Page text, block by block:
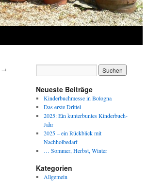
→
Neueste Beiträge
Kinderbuchmesse in Bologna
Das erste Drittel
2025: Ein kunterbuntes Kinderbuch-
Jahr
2025 – ein Rückblick mit
Nachholbedarf
… Sommer, Herbst, Winter
Kategorien
Allgemein